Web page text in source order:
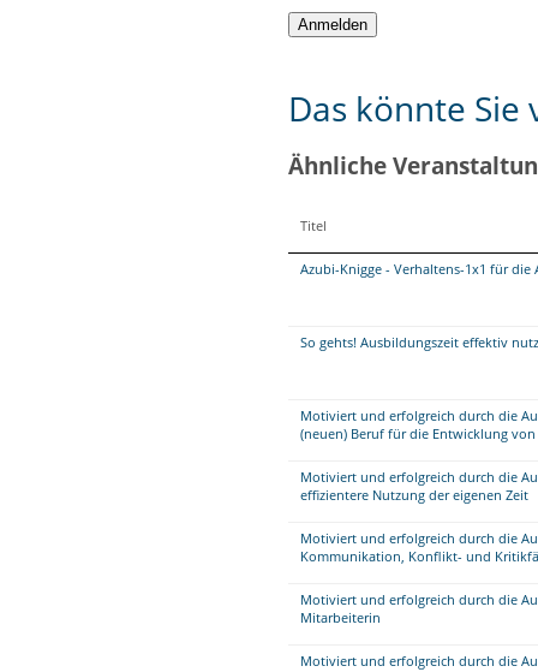
Das könnte
Ähnliche
Titel
Azubi-Knigge - Verhaltens-1x1 für die
So gehts! Ausbildungszeit effektiv
Motiviert und erfolgreich durch die
(neuen) Beruf für die Entwicklung
Motiviert und erfolgreich durch die
effizientere Nutzung der eigenen Zeit
Motiviert und erfolgreich durch die
Kommunikation, Konflikt- und
Motiviert und erfolgreich durch die
Mitarbeiterin
Motiviert und erfolgreich durch die